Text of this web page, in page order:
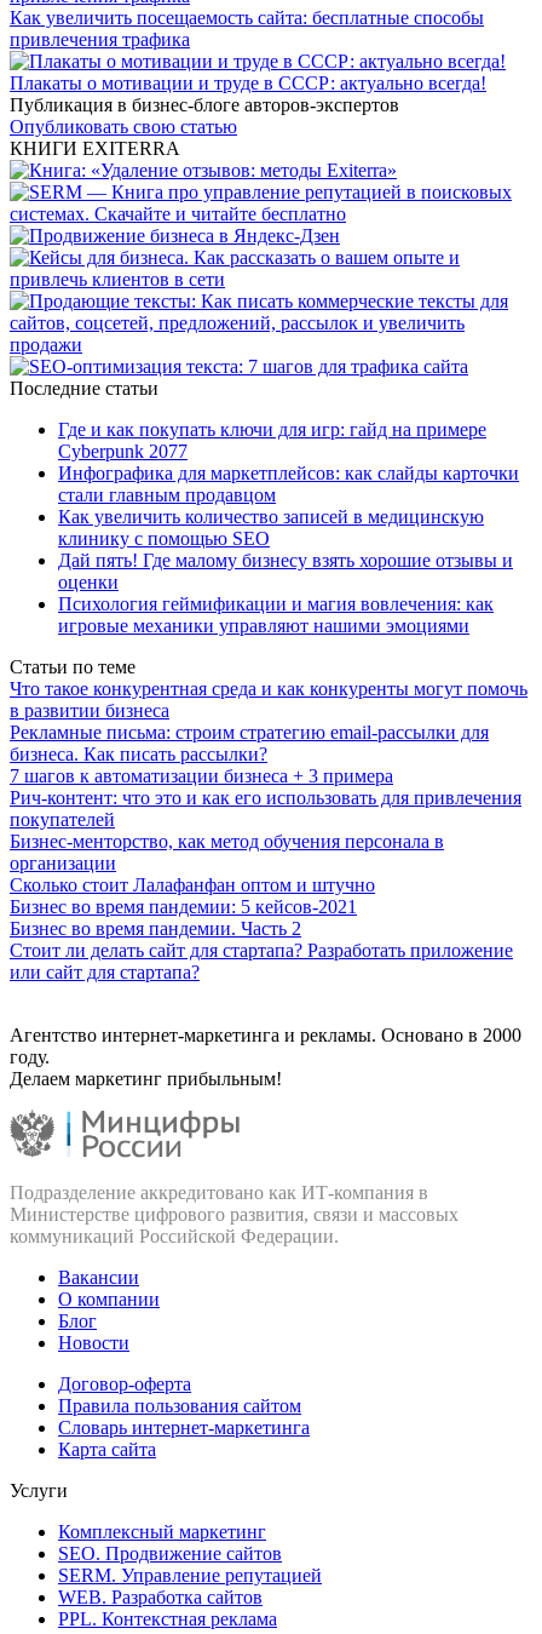
Как увеличить посещаемость сайта: бесплатные способы
привлечения трафика
Плакаты о мотивации и труде в СССР: актуально всегда!
Публикация в бизнес-блоге авторов-экспертов
Опубликовать свою статью
КНИГИ EXITERRA
Последние статьи
Где и как покупать ключи для игр: гайд на примере
Cyberpunk 2077
Инфографика для маркетплейсов: как слайды карточки
стали главным продавцом
Как увеличить количество записей в медицинскую
клинику с помощью SEO
Дай пять! Где малому бизнесу взять хорошие отзывы и
оценки
Психология геймификации и магия вовлечения: как
игровые механики управляют нашими эмоциями
Статьи по теме
Что такое конкурентная среда и как конкуренты могут помочь
в развитии бизнеса
Рекламные письма: строим стратегию email-рассылки для
бизнеса. Как писать рассылки?
7 шагов к автоматизации бизнеса + 3 примера
Рич-контент: что это и как его использовать для привлечения
покупателей
Бизнес-менторство, как метод обучения персонала в
организации
Сколько стоит Лалафанфан оптом и штучно
Бизнес во время пандемии: 5 кейсов-2021
Бизнес во время пандемии. Часть 2
Стоит ли делать сайт для стартапа? Разработать приложение
или сайт для стартапа?
Агентство интернет-маркетинга и рекламы. Основано в 2000
году.
Делаем маркетинг прибыльным!
Подразделение аккредитовано как ИТ‑компания в
Министерстве цифрового развития, связи и массовых
коммуникаций Российской Федерации.
Вакансии
О компании
Блог
Новости
Договор-оферта
Правила пользования сайтом
Словарь интернет-маркетинга
Карта сайта
Услуги
Комплексный маркетинг
SEO. Продвижение сайтов
SERM. Управление репутацией
WEB. Разработка сайтов
PPL. Контекстная реклама